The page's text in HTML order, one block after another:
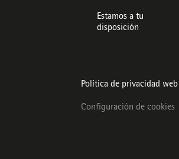
Estamos a tu
disposición
Política de privacidad web
Configuración de cookies